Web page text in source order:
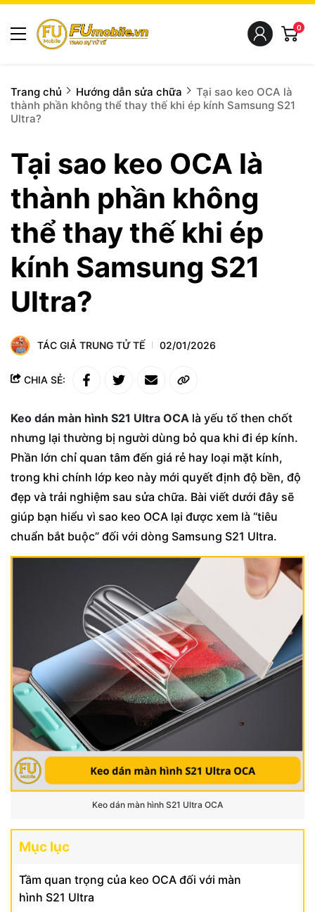
0
Trang chủ Hướng dẫn sửa chữa
Tại sao keo OCA là
thành phần không thể thay thế khi ép kính Samsung S21
Ultra?
Tại sao keo OCA là
thành phần không
thể thay thế khi ép
kính Samsung S21
Ultra?
TÁC GIẢ TRUNG TỬ TẾ 02/01/2026
CHIA SẺ:
Keo dán màn hình S21 Ultra OCA là yếu tố then chốt
nhưng lại thường bị người dùng bỏ qua khi đi ép kính.
Phần lớn chỉ quan tâm đến giá rẻ hay loại mặt kính,
trong khi chính lớp keo này mới quyết định độ bền, độ
đẹp và trải nghiệm sau sửa chữa. Bài viết dưới đây sẽ
giúp bạn hiểu vì sao keo OCA lại được xem là “tiêu
chuẩn bắt buộc” đối với dòng Samsung S21 Ultra.
Keo dán màn hình S21 Ultra OCA
Mục lục
Tầm quan trọng của keo OCA đối với màn
hình S21 Ultra